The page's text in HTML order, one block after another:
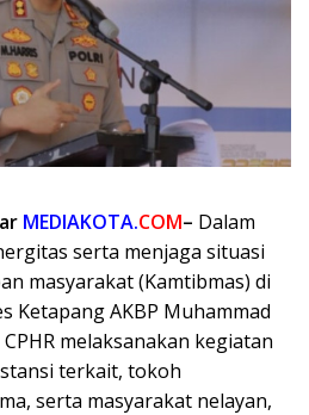
MEDIAKOTA.COM– Dalam
serta menjaga situasi
masyarakat (Kamtibmas) di
Ketapang AKBP Muhammad
CPHR melaksanakan kegiatan
terkait, tokoh
serta masyarakat nelayan,